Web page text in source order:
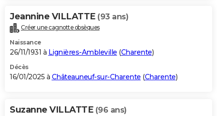
Jeannine VILLATTE (93 ans)
Créer une cagnotte obsèques
Naissance
26/11/1931 à Lignières-Ambleville (Charente)
Décès
16/01/2025 à Châteauneuf-sur-Charente (Charente)
Suzanne VILLATTE (96 ans)